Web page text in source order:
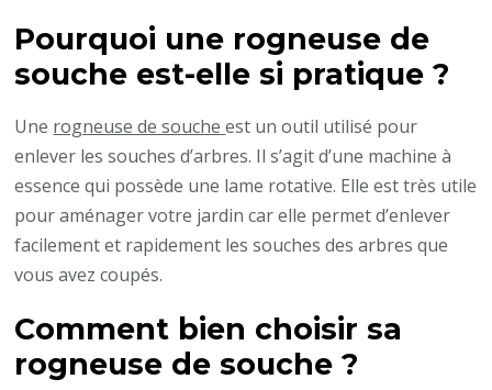
Pourquoi une rogneuse de
souche est-elle si pratique ?
Une rogneuse de soucheest un outil utilisé pour
enlever les souches d’arbres. Il s’agit d’une machine à
essence qui possède une lame rotative. Elle est très utile
pour aménager votre jardin car elle permet d’enlever
facilement et rapidement les souches des arbres que
vous avez coupés.
Comment bien choisir sa
rogneuse de souche ?